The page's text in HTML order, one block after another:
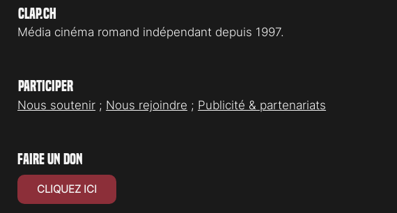
Clap.ch
Média cinéma romand indépendant depuis 1997.
Participer
Nous soutenir ; Nous rejoindre ; Publicité & partenariats
faire un don
CLIQUEZ ICI